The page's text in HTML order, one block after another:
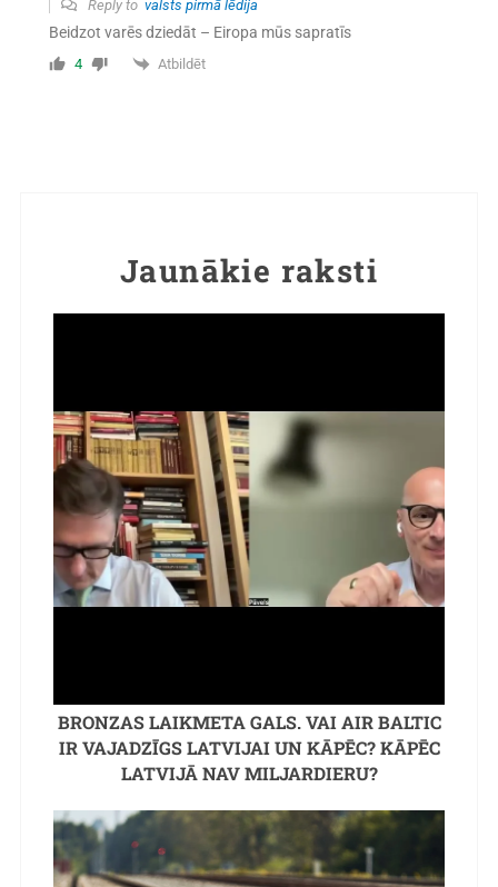
Reply to valsts pirmā lēdija
Beidzot varēs dziedāt – Eiropa mūs sapratīs
4 Atbildēt
Jaunākie raksti
BRONZAS LAIKMETA GALS. VAI AIR BALTIC
IR VAJADZĪGS LATVIJAI UN KĀPĒC? KĀPĒC
LATVIJĀ NAV MILJARDIERU?